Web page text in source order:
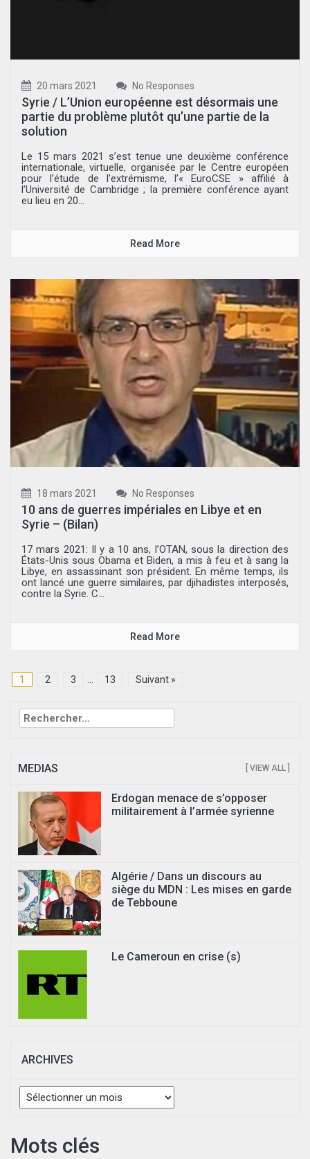
20 mars 2021 No Responses
Syrie / L’Union européenne est désormais une
partie du problème plutôt qu’une partie de la
solution
Le 15 mars 2021 s’est tenue une deuxième conférence
internationale, virtuelle, organisée par le Centre européen
pour l’étude de l’extrémisme, l’« EuroCSE » affilié à
l’Université de Cambridge ; la première conférence ayant
eu lieu en 20...
Read More
18 mars 2021 No Responses
10 ans de guerres impériales en Libye et en
Syrie – (Bilan)
17 mars 2021: Il y a 10 ans, l’OTAN, sous la direction des
États-Unis sous Obama et Biden, a mis à feu et à sang la
Libye, en assassinant son président. En même temps, ils
ont lancé une guerre similaires, par djihadistes interposés,
contre la Syrie. C...
Read More
1 2 3 13 Suivant »
Rechercher :
MEDIAS [ VIEW ALL ]
Erdogan menace de s’opposer
militairement à l’armée syrienne
Algérie / Dans un discours au
siège du MDN : Les mises en garde
de Tebboune
Le Cameroun en crise (s)
ARCHIVES
Archives
Mots clés